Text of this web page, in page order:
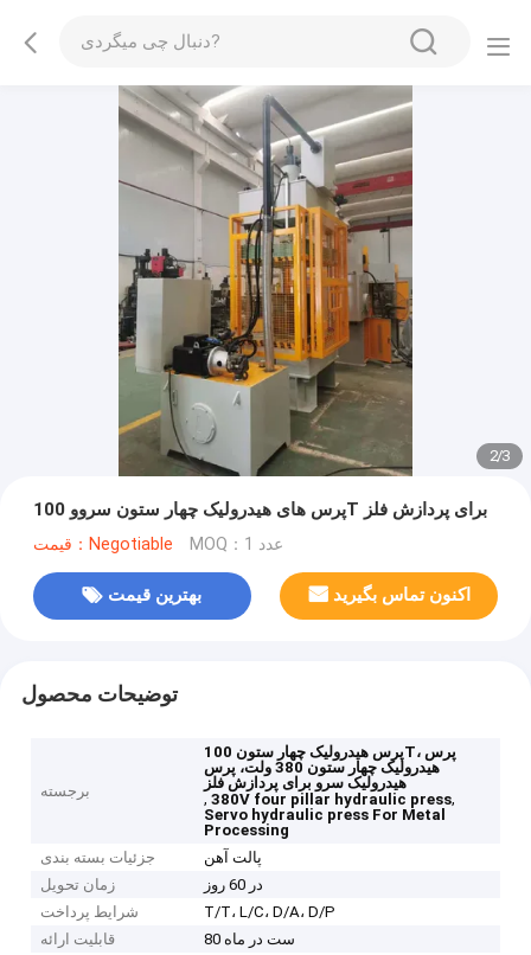
2/3
پرس های هیدرولیک چهار ستون سروو 100T برای پردازش فلز
قیمت：Negotiable MOQ：1 عدد
بهترین قیمت اکنون تماس بگیرید
توضیحات محصول
برجسته
پرس هیدرولیک چهار ستون 100T، پرس
هیدرولیک چهار ستون 380 ولت، پرس
هیدرولیک سرو برای پردازش فلز
,380V four pillar hydraulic press,
Servo hydraulic press For Metal
Processing
جزئیات بسته بندی
پالت آهن
زمان تحویل
در 60 روز
شرایط پرداخت
T/T، L/C، D/A، D/P
قابلیت ارائه
80 ست در ماه